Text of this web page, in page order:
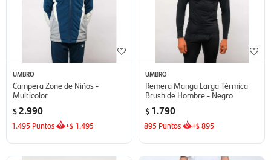
UMBRO
Campera Zone de Niños -
Multicolor
$ 2.990
1.495 Puntos +$ 1.495
UMBRO
Remera Manga Larga Térmica
Brush de Hombre - Negro
$ 1.790
895 Puntos +$895